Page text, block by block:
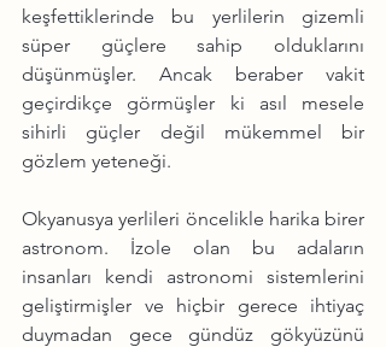
keşfettiklerinde bu yerlilerin gizemli
süper güçlere sahip olduklarını
düşünmüşler. Ancak beraber vakit
geçirdikçe görmüşler ki asıl mesele
sihirli güçler değil mükemmel bir
gözlem yeteneği.
Okyanusya yerlileri öncelikle harika birer
astronom. İzole olan bu adaların
insanları kendi astronomi sistemlerini
geliştirmişler ve hiçbir gerece ihtiyaç
duymadan gece gündüz gökyüzünü